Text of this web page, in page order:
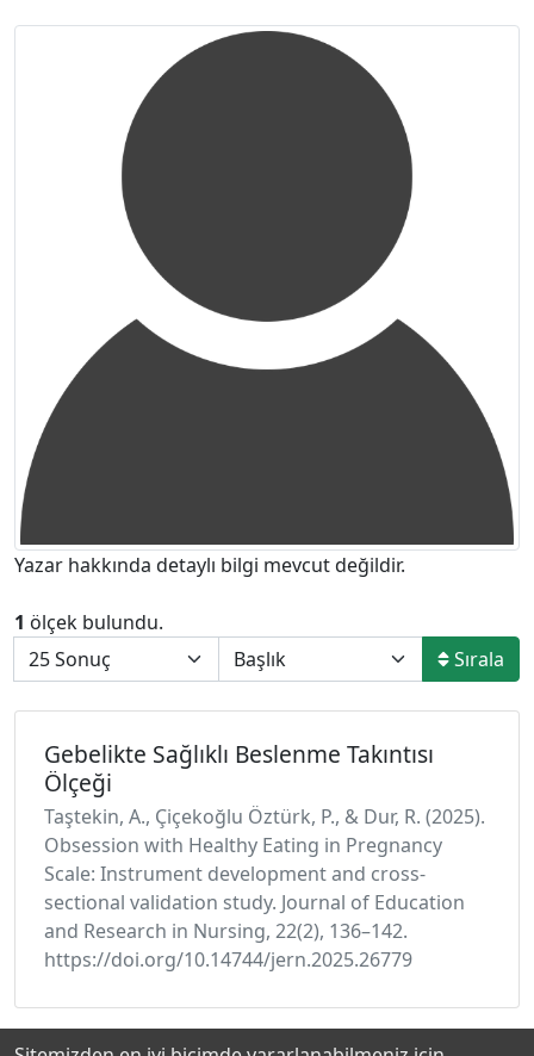
Yazar hakkında detaylı bilgi mevcut değildir.
1 ölçek bulundu.
Sırala
Gebelikte Sağlıklı Beslenme Takıntısı
Ölçeği
Taştekin, A., Çiçekoğlu Öztürk, P., & Dur, R. (2025).
Obsession with Healthy Eating in Pregnancy
Scale: Instrument development and cross-
sectional validation study. Journal of Education
and Research in Nursing, 22(2), 136–142.
https://doi.org/10.14744/jern.2025.26779